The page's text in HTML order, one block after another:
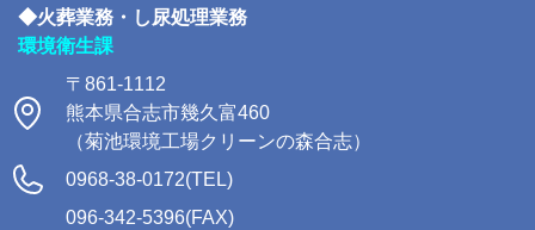
◆火葬業務・し尿処理業務
環境衛生課
〒861-1112
熊本県合志市幾久富460
（菊池環境工場クリーンの森合志）
0968-38-0172(TEL)
096-342-5396(FAX)